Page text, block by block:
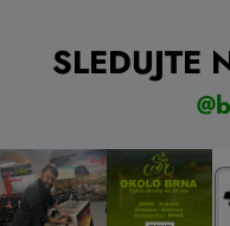
SLEDUJTE